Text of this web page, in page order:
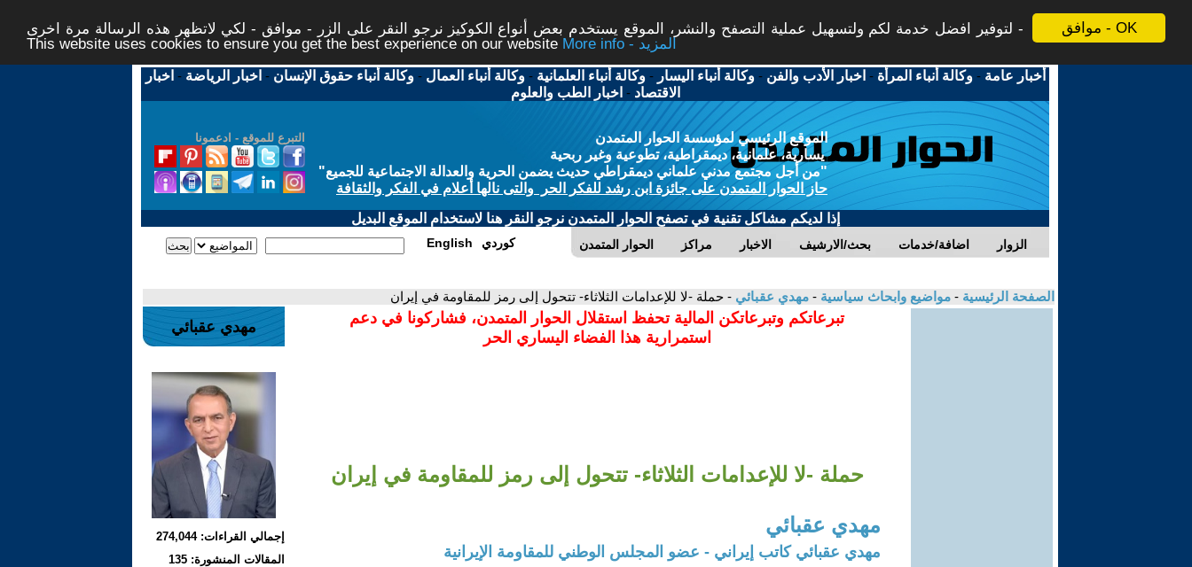
موافق - OK
لتوفير افضل خدمة لكم ولتسهيل عملية التصفح والنشر، الموقع يستخدم بعض أنواع الكوكيز نرجو النقر على الزر - موافق - لكي لاتظهر هذه الرسالة مرة اخرى -
This website uses cookies to ensure you get the best experience on our website
More info - المزيد
أخبار عامة -وكالة أنباء المرأة - اخبار الأدب والفن -وكالة أنباء اليسار -وكالة أنباء العلمانية -وكالة أنباء العمال -وكالة أنباء حقوق الإنسان - اخبار الرياضة - اخبار
الاقتصاد - اخبار الطب والعلوم
التبرع للموقع - ادعمونا
الموقع الرئيسي لمؤسسة الحوار المتمدن
يسارية، علمانية، ديمقراطية، تطوعية وغير ربحية
"من أجل مجتمع مدني علماني ديمقراطي حديث يضمن الحرية والعدالة الاجتماعية للجميع"
حاز الحوار المتمدن على جائزة ابن رشد للفكر الحر والتى نالها أعلام في الفكر والثقافة
إذا لديكم مشاكل تقنية في تصفح الحوار المتمدن نرجو النقر هنا لاستخدام الموقع البديل
الحوار المتمدن مراكز الاخبار بحث/الارشيف اضافة/خدمات الزوار English كوردي
الصفحة الرئيسية - مواضيع وابحاث سياسية - مهدي عقبائي - حملة -لا للإعدامات الثلاثاء- تتحول إلى رمز للمقاومة في إيران
تبرعاتكم وتبرعاتكن المالية تحفظ استقلال الحوار المتمدن، فشاركونا في دعم
استمرارية هذا الفضاء اليساري الحر
حملة -لا للإعدامات الثلاثاء- تتحول إلى رمز للمقاومة في إيران
مهدي عقبائي
مهدي عقبائي كاتب إيراني - عضو المجلس الوطني للمقاومة الإيرانية
مهدي عقبائي
إجمالي القراءات: 274,044
المقالات المنشورة: 135